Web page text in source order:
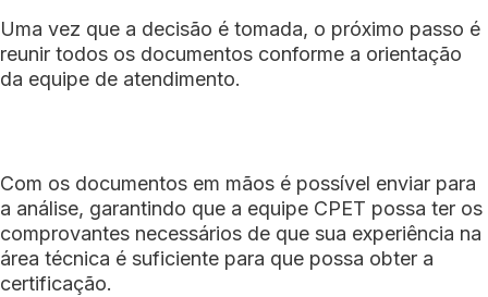
Uma vez que a decisão é tomada, o próximo passo é
reunir todos os documentos conforme a orientação
da equipe de atendimento.
Com os documentos em mãos é possível enviar para
a análise, garantindo que a equipe CPET possa ter os
comprovantes necessários de que sua experiência na
área técnica é suficiente para que possa obter a
certificação.